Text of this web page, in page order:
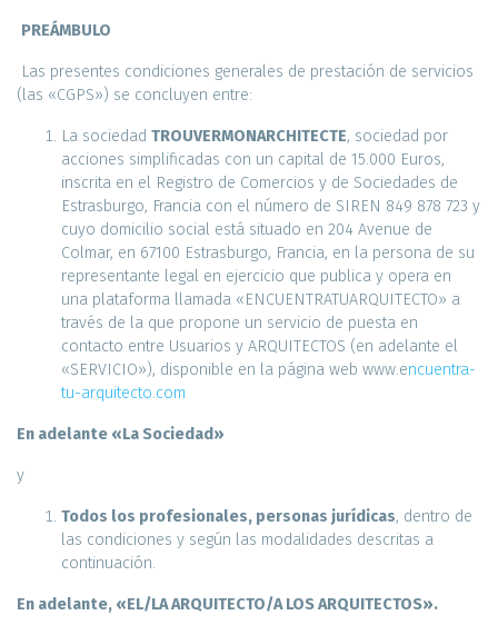
PREÁMBULO
Las presentes condiciones generales de prestación de servicios
(las «CGPS») se concluyen entre:
La sociedad TROUVERMONARCHITECTE, sociedad por
acciones simplificadas con un capital de 15.000 Euros,
inscrita en el Registro de Comercios y de Sociedades de
Estrasburgo, Francia con el número de SIREN 849 878 723 y
cuyo domicilio social está situado en 204 Avenue de
Colmar, en 67100 Estrasburgo, Francia, en la persona de su
representante legal en ejercicio que publica y opera en
una plataforma llamada «ENCUENTRATUARQUITECTO» a
través de la que propone un servicio de puesta en
contacto entre Usuarios y ARQUITECTOS (en adelante el
«SERVICIO»), disponible en la página web www.encuentra-
tu-arquitecto.com
En adelante «La Sociedad»
y
Todos los profesionales, personas jurídicas, dentro de
las condiciones y según las modalidades descritas a
continuación.
En adelante, «EL/LA ARQUITECTO/A LOS ARQUITECTOS».